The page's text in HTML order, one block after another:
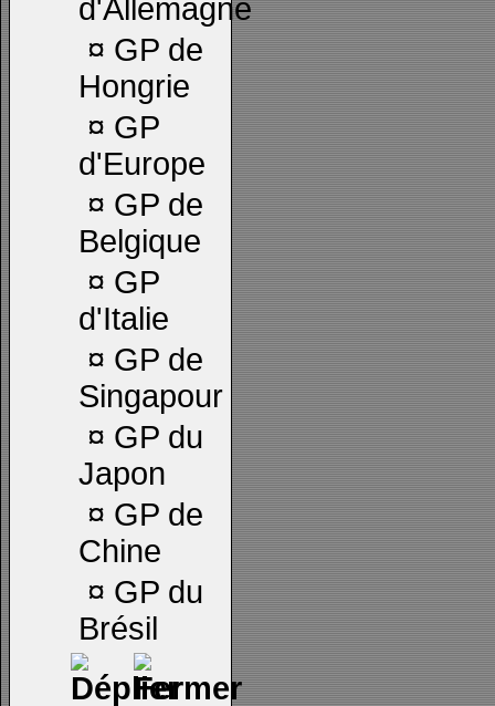
d'Allemagne
¤ GP de
Hongrie
¤ GP
d'Europe
¤ GP de
Belgique
¤ GP
d'Italie
¤ GP de
Singapour
¤ GP du
Japon
¤ GP de
Chine
¤ GP du
Brésil